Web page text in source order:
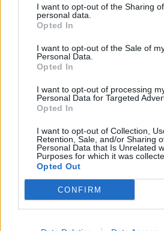
I want to opt-out of the Sharing
personal data.
Opted In
I want to opt-out of the Sale of
Personal Data.
Opted In
I want to opt-out of processing
Personal Data for Targeted
Opted In
I want to opt-out of Collection,
Retention, Sale, and/or Sharing
Personal Data that Is Unrelated
Purposes for which it was
Opted Out
CONFIRM
Ευθύμης Κάλφας,
Το Olafaq περπατά στους δρόμους
ιστορίες των απλών ανθρώπων.